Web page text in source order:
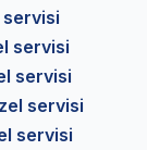
servisi
servisi
servisi
servisi
servisi